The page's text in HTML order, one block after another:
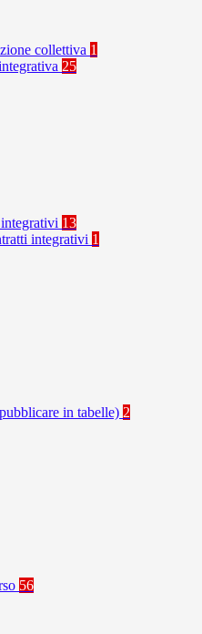
collettiva 1
25
13
integrativi 1
in tabelle) 2
56